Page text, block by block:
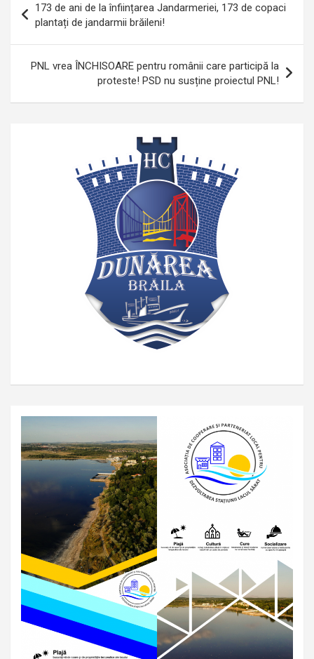
în
articole
173 de ani de la înființarea Jandarmeriei, 173 de copaci
plantați de jandarmii brăileni!
PNL vrea ÎNCHISOARE pentru românii care participă la
proteste! PSD nu susține proiectul PNL!